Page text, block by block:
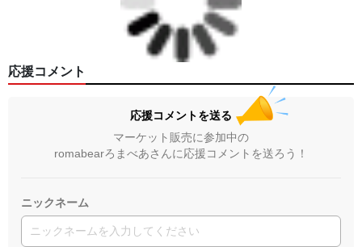
応援コメント
応援コメントを送る
マーケット販売に参加中の
romabearろまべあさんに応援コメントを送ろう！
ニックネーム